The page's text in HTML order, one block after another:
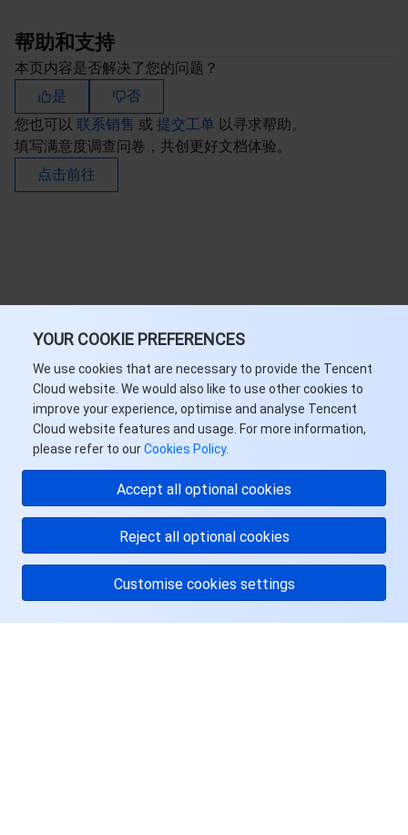
YOUR COOKIE PREFERENCES
We use cookies that are necessary to provide the Tencent
Cloud website. We would also like to use other cookies to
improve your experience, optimise and analyse Tencent
Cloud website features and usage. For more information,
please refer to ourCookies Policy.
Accept all optional cookies
Reject all optional cookies
Customise cookies settings
帮助和支持
本页内容是否解决了您的问题？
是
否
您也可以 联系销售 或 提交工单 以寻求帮助。
填写满意度调查问卷，共创更好文档体验。
点击前往